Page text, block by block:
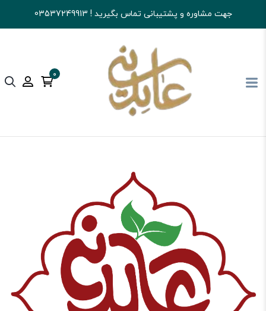
جهت مشاوره و پشتیبانی تماس بگیرید ! 03537249913
0
آجیل و خشکبار عابدینی کالای اساسی و خواربار